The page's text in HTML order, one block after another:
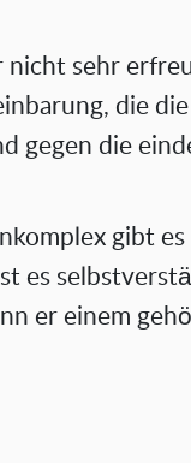
nicht sehr
die
gegen die
gibt
es
er einem